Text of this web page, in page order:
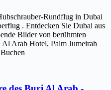
Rundflug in Dubai
. Entdecken Sie Dubai aus
Bilder von berühmten
Arab Hotel, Palm Jumeirah